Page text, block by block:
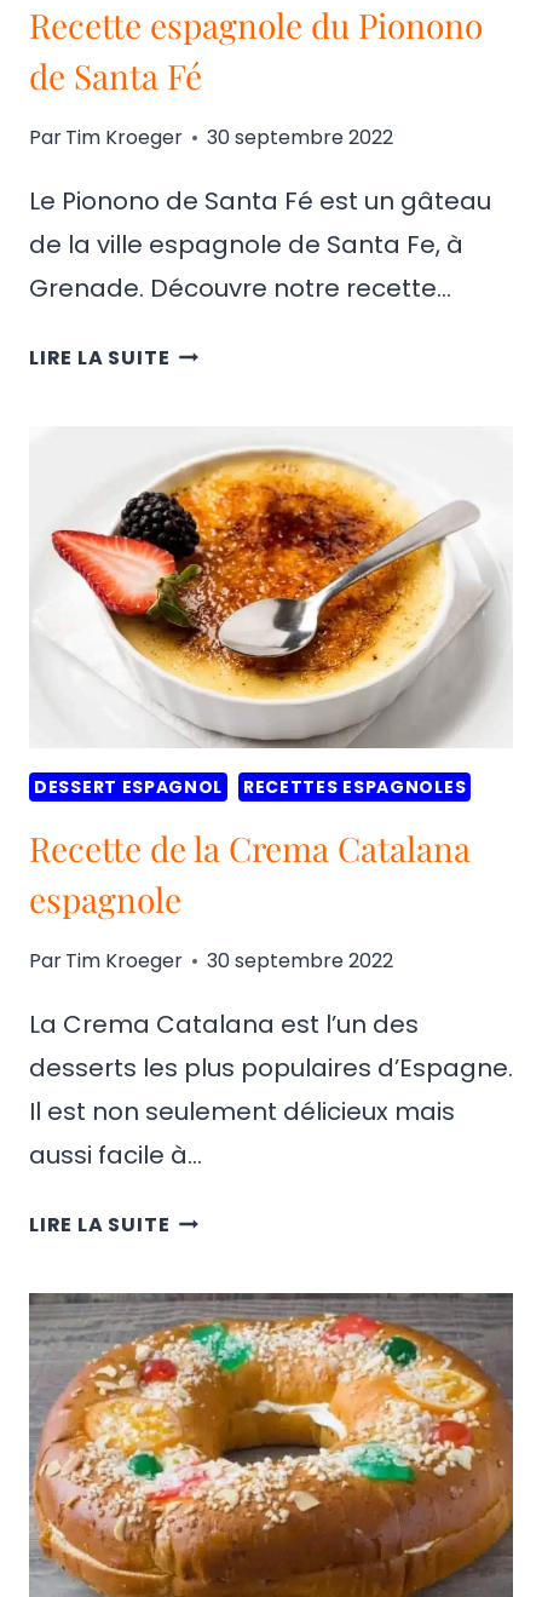
Recette espagnole du Pionono
de Santa Fé
ParTim Kroeger 30 septembre 2022
Le Pionono de Santa Fé est un gâteau
de la ville espagnole de Santa Fe, à
Grenade. Découvre notre recette…
LIRE LA SUITE RECETTE
PIONONO
DE
SANTA
FÉ
DESSERT ESPAGNOL RECETTES ESPAGNOLES
Recette de la Crema Catalana
espagnole
ParTim Kroeger 30 septembre 2022
La Crema Catalana est l’un des
desserts les plus populaires d’Espagne.
Il est non seulement délicieux mais
aussi facile à…
LIRE LA SUITE RECETTE
CREMA
CATALANA
ESPAGNOLE